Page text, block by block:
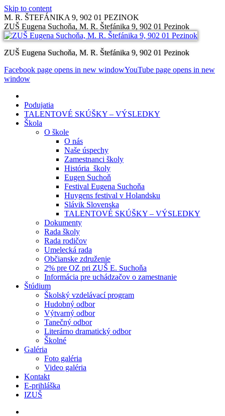
Skip to content
M. R. ŠTEFÁNIKA 9, 902 01 PEZINOK
ZUŠ Eugena Suchoňa, M. R. Štefánika 9, 902 01 Pezinok
ZUŠ Eugena Suchoňa, M. R. Štefánika 9, 902 01 Pezinok
Facebook page opens in new windowYouTube page opens in new
window
Podujatia
TALENTOVÉ SKÚŠKY – VÝSLEDKY
Škola
O škole
O nás
Naše úspechy
Zamestnanci školy
História školy
Eugen Suchoň
Festival Eugena Suchoňa
Huygens festival v Holandsku
Slávik Slovenska
TALENTOVÉ SKÚŠKY – VÝSLEDKY
Dokumenty
Rada školy
Rada rodičov
Umelecká rada
Občianske združenie
2% pre OZ pri ZUŠ E. Suchoňa
Informácia pre uchádzačov o zamestnanie
Štúdium
Školský vzdelávací program
Hudobný odbor
Výtvarný odbor
Tanečný odbor
Literárno dramatický odbor
Školné
Galéria
Foto galéria
Video galéria
Kontakt
E-prihláška
IZUŠ